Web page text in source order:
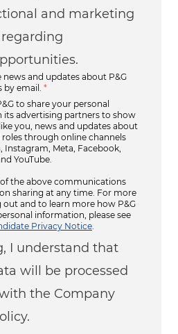
and marketing
and updates about P&G
email.
*
to share your personal
advertising partners to show
you, news and updates about
roles through online channels
Instagram, Meta, Facebook,
YouTube.
the above communications
sharing at any time. For more
and to learn more how P&G
information, please see
Privacy Notice
I understand that
will be processed
the Company